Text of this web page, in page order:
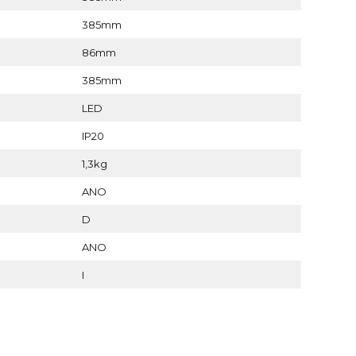
385mm
86mm
385mm
LED
IP20
1,3kg
ANO
D
ANO
I